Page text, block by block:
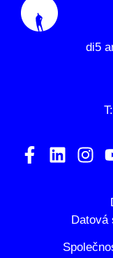
di5
T:
Datová